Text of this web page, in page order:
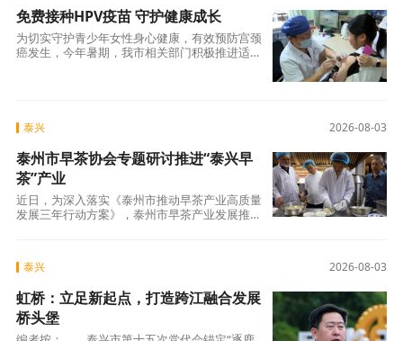
免费接种HPV疫苗 守护健康成长
为切实守护青少年女性身心健康，有效预防宫颈
癌发生，今年暑期，我市相关部门积极推进适龄
2026-08-03
泰兴
泰州市早茶协会专题研讨推进“泰兴早
茶”产业
近日，为深入落实《泰州市推动早茶产业高质量
发展三年行动方案》，泰州市早茶产业发展推进
2026-08-03
泰兴
虹桥：立足新起点，打造跨江融合发展
桥头堡